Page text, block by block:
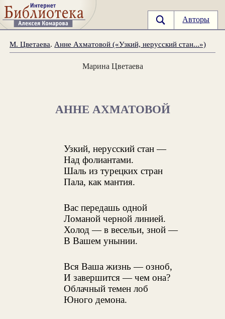
Авторы
М. Цветаева. Анне Ахматовой («Узкий, нерусский стан...»)
Марина Цветаева
АННЕ АХМАТОВОЙ
Узкий, нерусский стан —
Над фолиантами.
Шаль из турецких стран
Пала, как мантия.
Вас передашь одной
Ломаной черной линией.
Холод — в весельи, зной —
В Вашем унынии.
Вся Ваша жизнь — озноб,
И завершится — чем она?
Облачный темен лоб
Юного демона.